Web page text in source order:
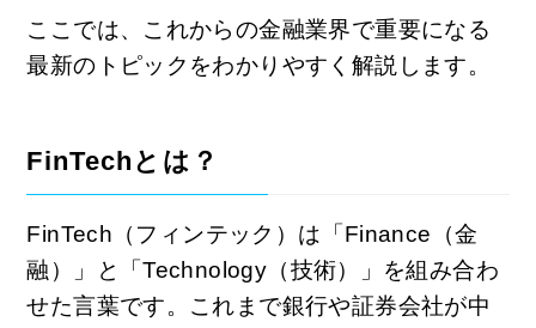
ここでは、これからの金融業界で重要になる
最新のトピックをわかりやすく解説します。
FinTechとは？
FinTech（フィンテック）は「Finance（金
融）」と「Technology（技術）」を組み合わ
せた言葉です。これまで銀行や証券会社が中